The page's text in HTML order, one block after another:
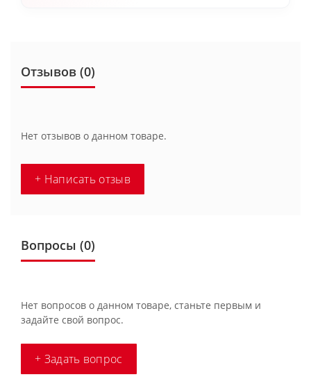
Отзывов (0)
Нет отзывов о данном товаре.
+ Написать отзыв
Вопросы (0)
Нет вопросов о данном товаре, станьте первым и
задайте свой вопрос.
+ Задать вопрос